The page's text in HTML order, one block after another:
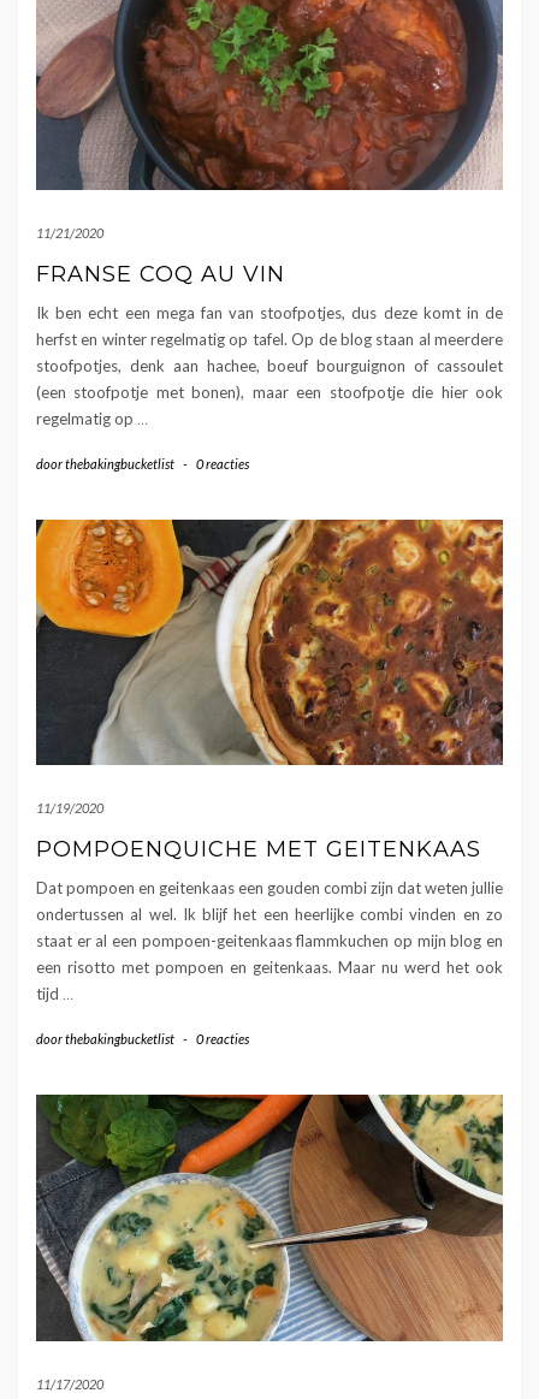
11/21/2020
FRANSE COQ AU VIN
Ik ben echt een mega fan van stoofpotjes, dus deze komt in de
herfst en winter regelmatig op tafel. Op de blog staan al meerdere
stoofpotjes, denk aan hachee, boeuf bourguignon of cassoulet
(een stoofpotje met bonen), maar een stoofpotje die hier ook
regelmatig op …
doorthebakingbucketlist - 0 reacties
11/19/2020
POMPOENQUICHE MET GEITENKAAS
Dat pompoen en geitenkaas een gouden combi zijn dat weten jullie
ondertussen al wel. Ik blijf het een heerlijke combi vinden en zo
staat er al een pompoen-geitenkaas flammkuchen op mijn blog en
een risotto met pompoen en geitenkaas. Maar nu werd het ook
tijd …
doorthebakingbucketlist - 0 reacties
11/17/2020